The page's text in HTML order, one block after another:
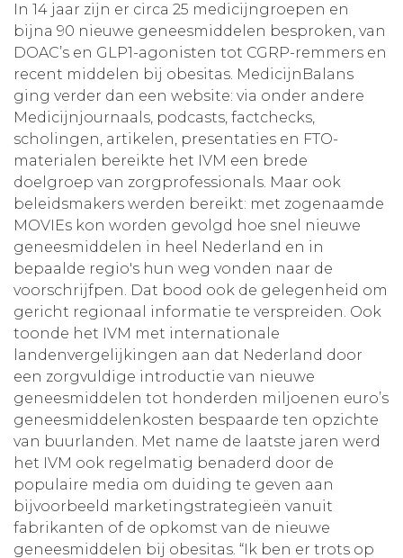
In 14 jaar zijn er circa 25 medicijngroepen en
bijna 90 nieuwe geneesmiddelen besproken, van
DOAC’s en GLP1-agonisten tot CGRP-remmers en
recent middelen bij obesitas. MedicijnBalans
ging verder dan een website: via onder andere
Medicijnjournaals, podcasts, factchecks,
scholingen, artikelen, presentaties en FTO-
materialen bereikte het IVM een brede
doelgroep van zorgprofessionals. Maar ook
beleidsmakers werden bereikt: met zogenaamde
MOVIEs kon worden gevolgd hoe snel nieuwe
geneesmiddelen in heel Nederland en in
bepaalde regio's hun weg vonden naar de
voorschrijfpen. Dat bood ook de gelegenheid om
gericht regionaal informatie te verspreiden. Ook
toonde het IVM met internationale
landenvergelijkingen aan dat Nederland door
een zorgvuldige introductie van nieuwe
geneesmiddelen tot honderden miljoenen euro’s
geneesmiddelenkosten bespaarde ten opzichte
van buurlanden. Met name de laatste jaren werd
het IVM ook regelmatig benaderd door de
populaire media om duiding te geven aan
bijvoorbeeld marketingstrategieën vanuit
fabrikanten of de opkomst van de nieuwe
geneesmiddelen bij obesitas. “Ik ben er trots op